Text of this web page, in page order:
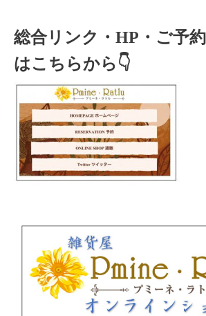
総合リンク・HP・ご予
はこちらから👇